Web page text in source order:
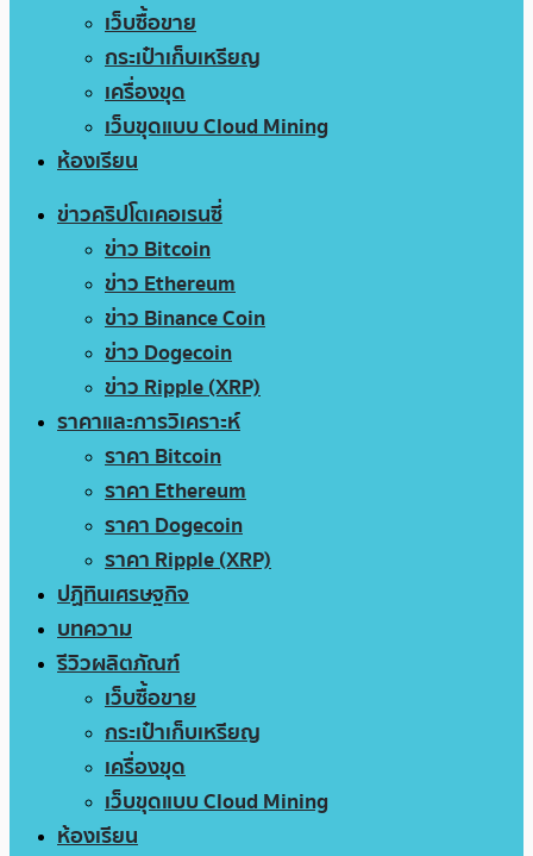
เว็บซื้อขาย
กระเป๋าเก็บเหรียญ
เครื่องขุด
เว็บขุดแบบ Cloud Mining
ห้องเรียน
ข่าวคริปโตเคอเรนซี่
ข่าว Bitcoin
ข่าว Ethereum
ข่าว Binance Coin
ข่าว Dogecoin
ข่าว Ripple (XRP)
ราคาและการวิเคราะห์
ราคา Bitcoin
ราคา Ethereum
ราคา Dogecoin
ราคา Ripple (XRP)
ปฏิทินเศรษฐกิจ
บทความ
รีวิวผลิตภัณฑ์
เว็บซื้อขาย
กระเป๋าเก็บเหรียญ
เครื่องขุด
เว็บขุดแบบ Cloud Mining
ห้องเรียน